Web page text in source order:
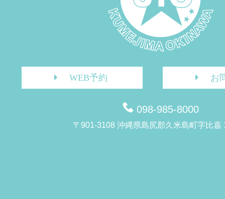
WEB予約 お
098-985-8000
〒901-3108 沖縄県島尻郡久米島町字比嘉